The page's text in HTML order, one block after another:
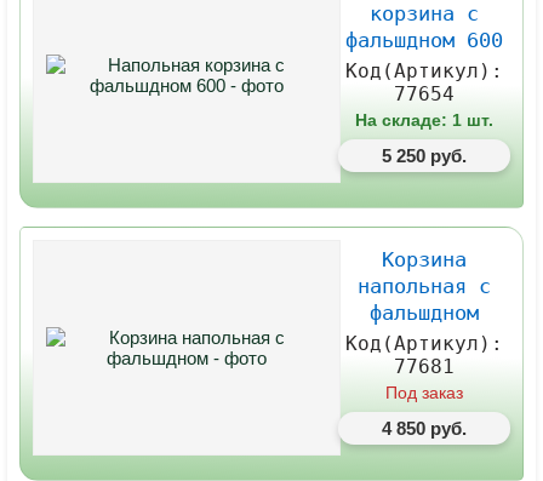
корзина с
фальшдном 600
Код(Артикул):
77654
На складе: 1 шт.
5 250 руб.
Корзина
напольная с
фальшдном
Код(Артикул):
77681
Под заказ
4 850 руб.